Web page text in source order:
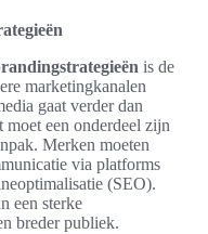
is de
marketingkanalen
gaat verder dan
moet een onderdeel zijn
Merken moeten
via platforms
(SEO).
een sterke
breder publiek.